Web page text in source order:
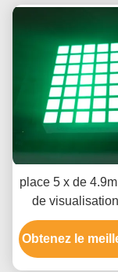
place 5 x de
de
d'affichage de
points 7 pour
mobiles
Obtenez le